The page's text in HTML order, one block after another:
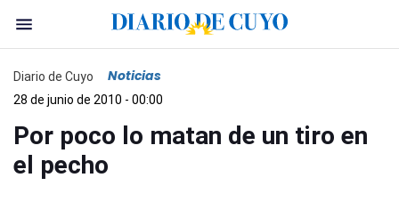
Diario de Cuyo Noticias
28 de junio de 2010 - 00:00
Por poco lo matan de un tiro en
el pecho